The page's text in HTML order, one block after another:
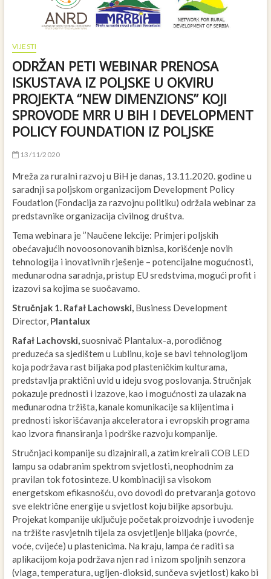
VIJESTI
ODRŽAN PETI WEBINAR PRENOSA
ISKUSTAVA IZ POLJSKE U OKVIRU
PROJEKTA ‘’NEW DIMENZIONS’’ KOJI
SPROVODE MRR U BIH I DEVELOPMENT
POLICY FOUNDATION IZ POLJSKE
13/11/2020
Mreža za ruralni razvoj u BiH je danas, 13.11.2020. godine u
saradnji sa poljskom organizacijom Development Policy
Foudation (Fondacija za razvojnu politiku) održala webinar za
predstavnike organizacija civilnog društva.
Tema webinara je ‘’Naučene lekcije: Primjeri poljskih
obećavajućih novoosonovanih biznisa, korišćenje novih
tehnologija i inovativnih rješenje – potencijalne mogućnosti,
međunarodna saradnja, pristup EU sredstvima, mogući profit i
izazovi sa kojima se suočavamo.
Stručnjak 1. Rafał Lachowski, Business Development
Director, Plantalux
Rafał Lachovski,suosnivač Plantalux-a, porodičnog
preduzeća sa sjedištem u Lublinu, koje se bavi tehnologijom
koja podržava rast biljaka pod plasteničkim kulturama,
predstavlja praktični uvid u ideju svog poslovanja. Stručnjak
pokazuje prednosti i izazove, kao i mogućnosti za ulazak na
međunarodna tržišta, kanale komunikacije sa klijentima i
prednosti iskorišćavanja akceleratora i evropskih programa
kao izvora finansiranja i podrške razvoju kompanije.
Stručnjaci kompanije su dizajnirali, a zatim kreirali COB LED
lampu sa odabranim spektrom svjetlosti, neophodnim za
pravilan tok fotosinteze. U kombinaciji sa visokom
energetskom efikasnošću, ovo dovodi do pretvaranja gotovo
sve električne energije u svjetlost koju biljke apsorbuju.
Projekat kompanije uključuje početak proizvodnje i uvođenje
na tržište rasvjetnih tijela za osvjetljenje biljaka (povrće,
voće, cvijeće) u plastenicima. Na kraju, lampa će raditi sa
aplikacijom koja podržava njen rad i nizom spoljnih senzora
(vlaga, temperatura, ugljen-dioksid, sunčeva svjetlost) kako bi